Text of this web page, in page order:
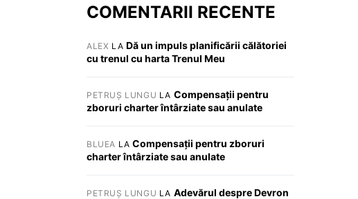
COMENTARII RECENTE
ALEX LA Dă un impuls planificării călătoriei
cu trenul cu harta Trenul Meu
PETRUȘ LUNGU LA Compensații pentru
zboruri charter întârziate sau anulate
BLUEA LACompensații pentru zboruri
charter întârziate sau anulate
PETRUȘ LUNGU LA Adevărul despre Devron